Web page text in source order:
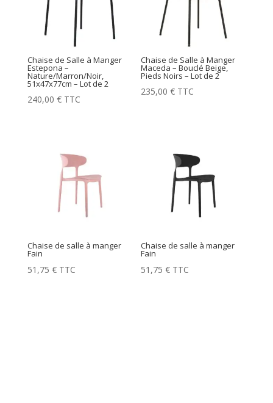
Chaise de Salle à Manger
Estepona –
Nature/Marron/Noir,
51x47x77cm – Lot de 2
240,00 € TTC
Chaise de Salle à Manger
Maceda – Bouclé Beige,
Pieds Noirs – Lot de 2
235,00€ TTC
Chaise de salle à manger
Fain
51,75 € TTC
Chaise de salle à manger
Fain
51,75€ TTC